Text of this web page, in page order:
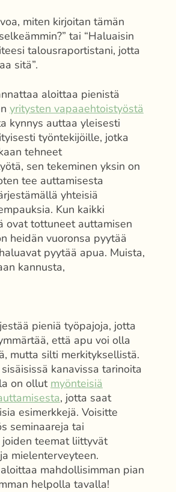
miten kirjoitan tämän
tai “Haluaisin
talousraportistani, jotta
sitä”.
aloittaa pienistä
yritysten vapaaehtoistyöstä
kynnys auttaa yleisesti
työntekijöille, jotka
tehneet
sen tekeminen yksin on
tee auttamisesta
yhteisiä
Kun kaikki
ovat tottuneet auttamisen
heidän vuoronsa pyytää
pyytää apua. Muista,
kannusta,
pieniä työpajoja, jotta
että apu voi olla
mutta silti merkityksellistä.
kanavissa tarinoita
on ollut myönteisiä
, jotta saat
esimerkkejä. Voisitte
seminaareja tai
teemat liittyvät
mielenterveyteen.
mahdollisimman pian
helpolla tavalla!